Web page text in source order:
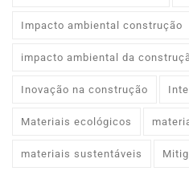
Impacto ambiental construção
impacto ambiental da
Inovação na construção
Materiais ecológicos
materiais sustentáveis